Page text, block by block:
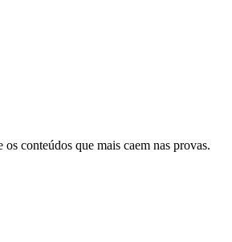
conteúdos que mais caem nas provas.